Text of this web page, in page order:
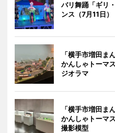
バリ舞踊「ギリ
ンス（7月11日）
「横手市増田ま
かんしゃトーマ
ジオラマ
「横手市増田ま
かんしゃトーマ
撮影模型